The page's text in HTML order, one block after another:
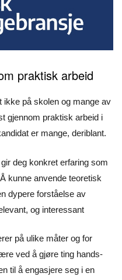
praktisk arbeid
ikke på skolen og mange av
gjennom praktisk arbeid i
er mange, deriblant.
deg konkret erfaring som
kunne anvende teoretisk
dypere forståelse av
og interessant
på ulike måter og for
ved å gjøre ting hands-
til å engasjere seg i en